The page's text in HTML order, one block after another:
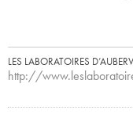
LES LABORATOIRES
http://